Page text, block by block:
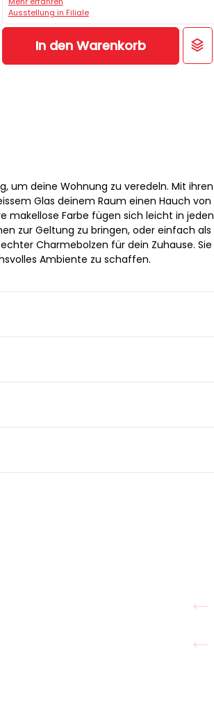
Ausstellung in Filiale
In den Warenkorb
um deine Wohnung zu veredeln. Mit ihren
Glas deinem Raum einen Hauch von
makellose Farbe fügen sich leicht in jeden
zur Geltung zu bringen, oder einfach als
Charmebolzen für dein Zuhause. Sie
Ambiente zu schaffen.